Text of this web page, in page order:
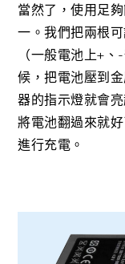
當然了，使用足
一。我們把兩根
（一般電池上+
候，把電池壓到
器的指示燈就會
將電池翻過來就
進行充電。